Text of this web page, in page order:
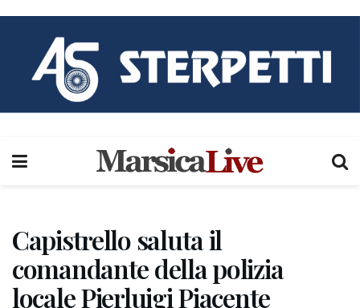
Capistrello saluta il
comandante della polizia
locale Pierluigi Piacente